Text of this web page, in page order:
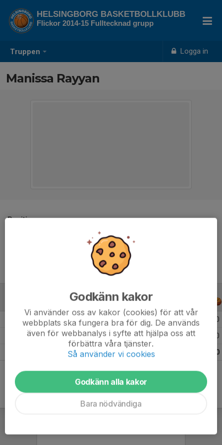
Truppen Logga in
HELSINGBORG BASKETBOLLKLUBB
Flickor 2014-15 Fulltecknad grupp
Manissa Rayyan
Position
-
11 år
ALLA ÅR
Säsongen 25/26 9 0
Säsongen 24/25 0
0
Godkänn kakor
Vi använder oss av kakor (cookies) för att vår
webbplats ska fungera bra för dig. De används
även för webbanalys i syfte att hjälpa oss att
förbättra våra tjänster.
Så använder vi cookies
Godkänn alla kakor
Bara nödvändiga